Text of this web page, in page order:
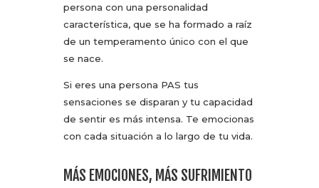
persona con una personalidad
característica, que se ha formado a raíz
de un temperamento único con el que
se nace.
Si eres una persona PAS tus
sensaciones se disparan y tu capacidad
de sentir es más intensa. Te emocionas
con cada situación a lo largo de tu vida.
MÁS EMOCIONES, MÁS SUFRIMIENTO